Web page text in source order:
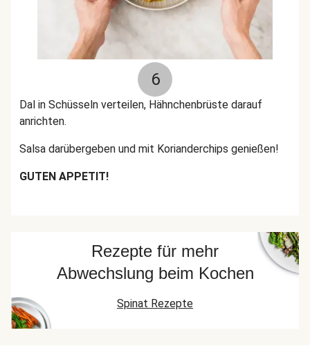
6
Dal in Schüsseln verteilen, Hähnchenbrüste darauf
anrichten.
Salsa darübergeben und mit Korianderchips genießen!
GUTEN APPETIT!
Rezepte für mehr
Abwechslung beim Kochen
Spinat Rezepte